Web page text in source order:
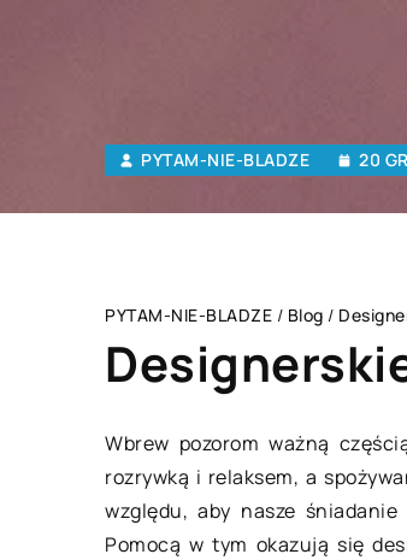
PYTAM-NIE-BLADZE 20
PYTAM-NIE-BLADZE / Blog /
Wbrew pozorom ważną
rozrywką i relaksem, a
względu, aby nasze
Pomocą w tym okazują się